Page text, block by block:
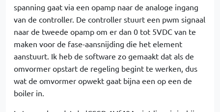
spanning gaat via een opamp naar de analoge ingang
van de controller. De controller stuurt een pwm signaal
naar de tweede opamp om er dan 0 tot 5VDC van te
maken voor de fase-aansnijding die het element
aanstuurt. Ik heb de software zo gemaakt dat als de
omvormer opstart de regeling begint te werken, dus
wat de omvormer opwekt gaat bijna een op een de
boiler in.